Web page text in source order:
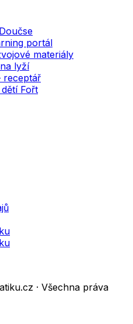
portál
materiály
lyží
Fořt
· Všechna práva